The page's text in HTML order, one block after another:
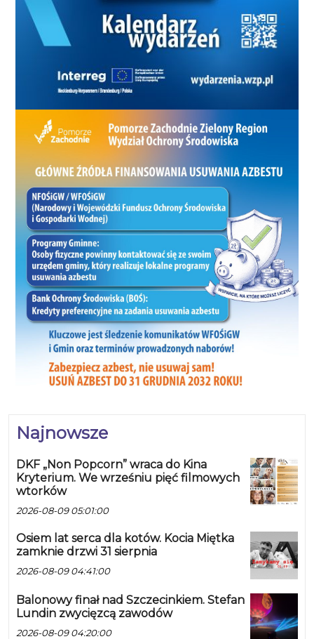
Najnowsze
DKF „Non Popcorn” wraca do Kina
Kryterium. We wrześniu pięć filmowych
wtorków
2026-08-09 05:01:00
Osiem lat serca dla kotów. Kocia Miętka
zamknie drzwi 31 sierpnia
2026-08-09 04:41:00
Balonowy finał nad Szczecinkiem. Stefan
Lundin zwycięzcą zawodów
2026-08-09 04:20:00